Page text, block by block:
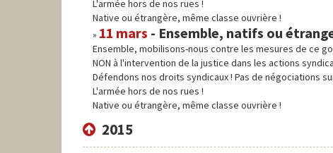
L'armée hors de nos rues !
Native ou étrangère, même classe ouvrière !
11 mars - Ensemble, natifs ou
Ensemble, mobilisons-nous contre les mesures de ce
NON à l'intervention de la justice dans les actions
Défendons nos droits syndicaux ! Pas de négociations
L'armée hors de nos rues !
Native ou étrangère, même classe ouvrière !
2015